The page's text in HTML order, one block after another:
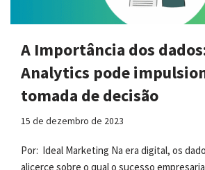
A Importância dos
Analytics pode
tomada de decisão
15 de dezembro de 2023
Por: Ideal Marketing Na era digital, os
alicerce sobre o qual o sucesso